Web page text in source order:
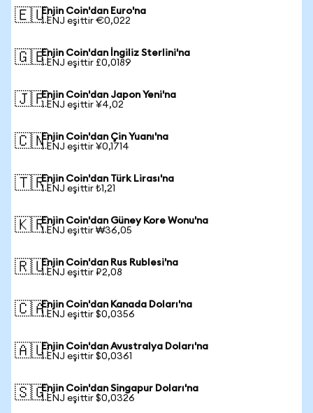
🇪🇺Enjin Coin'dan Euro'na
1 ENJ eşittir €0,022
🇬🇧Enjin Coin'dan İngiliz Sterlini'na
1 ENJ eşittir £0,0189
🇯🇵Enjin Coin'dan Japon Yeni'na
1 ENJ eşittir ¥4,02
🇨🇳Enjin Coin'dan Çin Yuanı'na
1 ENJ eşittir ¥0,1714
🇹🇷Enjin Coin'dan Türk Lirası'na
1 ENJ eşittir ₺1,21
🇰🇷Enjin Coin'dan Güney Kore Wonu'na
1 ENJ eşittir ₩36,05
🇷🇺Enjin Coin'dan Rus Rublesi'na
1 ENJ eşittir ₽2,08
🇨🇦Enjin Coin'dan Kanada Doları'na
1 ENJ eşittir $0,0356
🇦🇺Enjin Coin'dan Avustralya Doları'na
1 ENJ eşittir $0,0361
🇸🇬Enjin Coin'dan Singapur Doları'na
1 ENJ eşittir $0,0326